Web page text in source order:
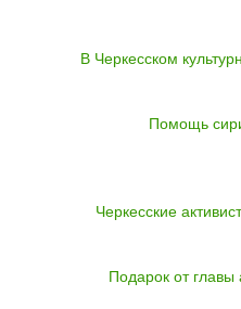
В Черкесском
Помощь
Черкесские
Подарок от